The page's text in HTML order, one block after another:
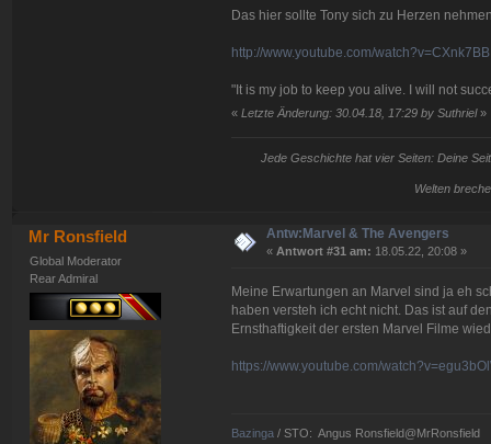
Das hier sollte Tony sich zu Herzen
http://www.youtube.com/
"It is my job to keep you alive. I will not
« Letzte Änderung: 30.04.18, 17:29 by Suthriel»
Jede Geschichte hat vier Seiten: Deine
Welten
Mr Ronsfield
Global Moderator
Rear Admiral
Antw:Marvel & The Avengers
« Antwort #31 am: 18.05.22, 20:08 »
Meine Erwartungen an Marvel sind ja eh
haben versteh ich echt nicht. Das ist auf
Ernsthaftigkeit der ersten Marvel Filme
https://www.youtube.com/
Bazinga/ STO: Angus Ronsfield@MrRonsfield